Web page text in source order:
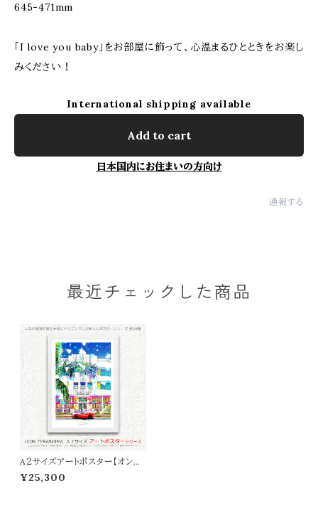
645-471mm
「I love you baby」をお部屋に飾って、心温まるひとときをお楽し
みください！
International shipping available
Add to cart
日本国内にお住まいの方向け
通報する
最近チェックした商品
A２サイズアートポスター【オンラ
イン限定】LEON TERASHIMA
「I love you baby」
¥25,300